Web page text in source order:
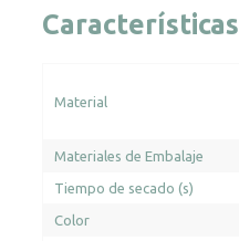
Características
Material
Materiales de Embalaje
Tiempo de secado (s)
Color